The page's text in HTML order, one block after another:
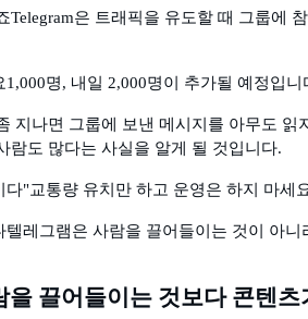
Telegram은 트래픽을 유도할 때 그룹에
1,000명, 내일 2,000명이 추가될 예정입
지나면 그룹에 보낸 메시지를 아무도
람도 많다는 사실을 알게 될 것입니다.
다"교통량 유치만 하고 운영은 하지 마세
텔레그램은 사람을 끌어들이는 것이 아
을 끌어들이는 것보다 콘텐